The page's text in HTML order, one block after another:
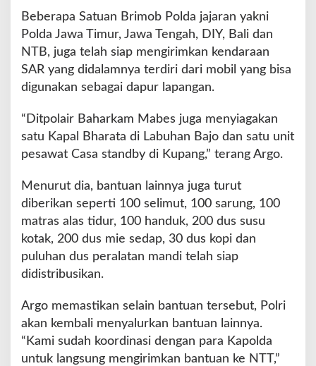
j
r
B
a
n
g
d
N
T
.
Beberapa Satuan Brimob Polda jajaran yakni
Polda Jawa Timur, Jawa Tengah, DIY, Bali dan
NTB, juga telah siap mengirimkan kendaraan
SAR yang didalamnya terdiri dari mobil yang bisa
digunakan sebagai dapur lapangan.
“Ditpolair Baharkam Mabes juga menyiagakan
satu Kapal Bharata di Labuhan Bajo dan satu unit
pesawat Casa standby di Kupang,” terang Argo.
Menurut dia, bantuan lainnya juga turut
diberikan seperti 100 selimut, 100 sarung, 100
matras alas tidur, 100 handuk, 200 dus susu
kotak, 200 dus mie sedap, 30 dus kopi dan
puluhan dus peralatan mandi telah siap
didistribusikan.
Argo memastikan selain bantuan tersebut, Polri
akan kembali menyalurkan bantuan lainnya.
“Kami sudah koordinasi dengan para Kapolda
untuk langsung mengirimkan bantuan ke NTT,”